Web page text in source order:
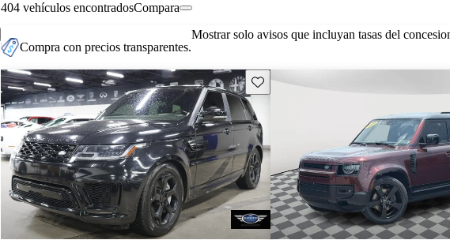
404 vehículos encontradosCompara
Compra con precios transparentes.
Mostrar solo avisos que incluyan tasas del
Guarda este Aviso